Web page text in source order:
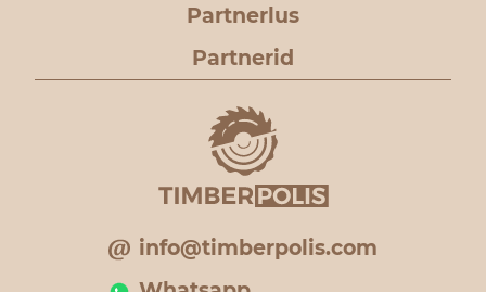
Partnerlus
Partnerid
info@timberpolis.com